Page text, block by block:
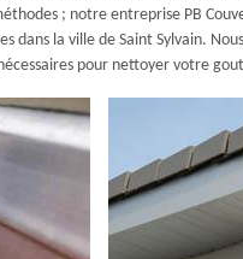
; notre entreprise PB
dans la ville de Saint Sylvain.
pour nettoyer votre